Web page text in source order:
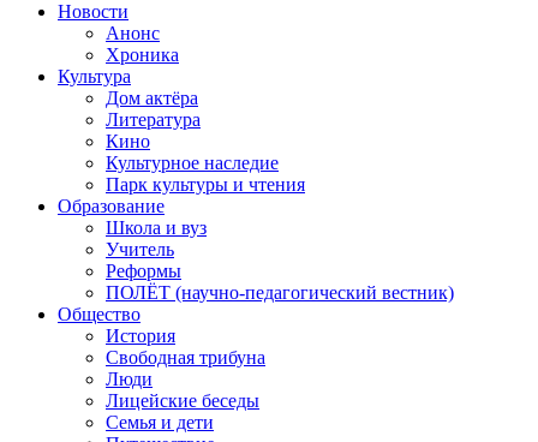
Новости
Анонс
Хроника
Культура
Дом актёра
Литература
Кино
Культурное наследие
Парк культуры и чтения
Образование
Школа и вуз
Учитель
Реформы
ПОЛЁТ (научно-педагогический вестник)
Общество
История
Свободная трибуна
Люди
Лицейские беседы
Семья и дети